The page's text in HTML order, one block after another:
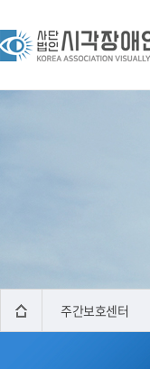
주간보호센터